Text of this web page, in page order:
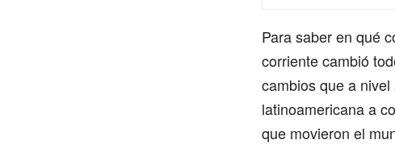
Para saber en qué
corriente cambió
cambios que a
latinoamericana a
que movieron el